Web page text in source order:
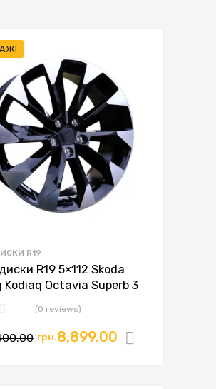
R19
R19 5×112 Skoda
Kodiaq Octavia Superb 3
(0 reviews)
грн.8,899.00